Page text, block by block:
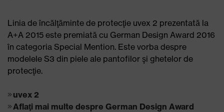
Linia de încălţăminte de protecţie uvex 2 prezentată la
A+A 2015 este premiată cu German Design Award 2016
în categoria Special Mention. Este vorba despre
modelele S3 din piele ale pantofilor şi ghetelor de
protecţie.
uvex 2
Aflaţi mai multe despre German Design Award